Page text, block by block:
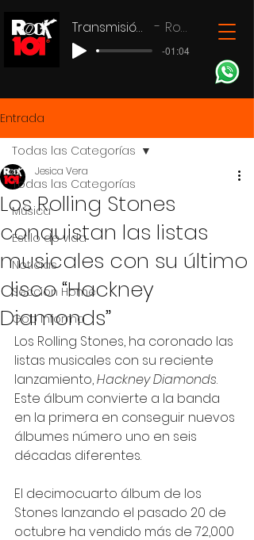
Transmisión en vivo Rock 101
-01:04
Entrada
Todas las Categorías
Música
Estilo de vida
Noticias
Seccion Home
Gob Informa
Todas las Categorías
Los Rolling Stones
conquistan las listas
musicales con su último
disco “Hackney
Diamonds”
Jesica Vera
Los Rolling Stones, ha coronado las
listas musicales con su reciente
lanzamiento, Hackney Diamonds.
Este álbum convierte a la banda
en la primera en conseguir nuevos
álbumes número uno en seis
décadas diferentes.
El decimocuarto álbum de los
Stones lanzando el pasado 20 de
octubre ha vendido más de 72,000